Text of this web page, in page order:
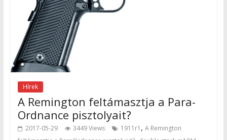
Hírek
A Remington feltámasztja a Para-
Ordnance pisztolyait?
2017-05-29 3449 Views 1911r1 , A Remington